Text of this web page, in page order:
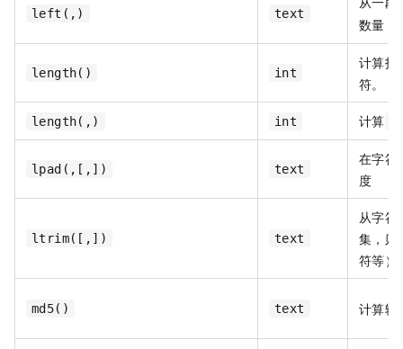
left(,) text
数量（
length() int
计算指
符。
length(,) int 计算
lpad(,[,]) text
在字符
度
ltrim([,]) text
从字符
集，则
符等）
md5() text 计算输